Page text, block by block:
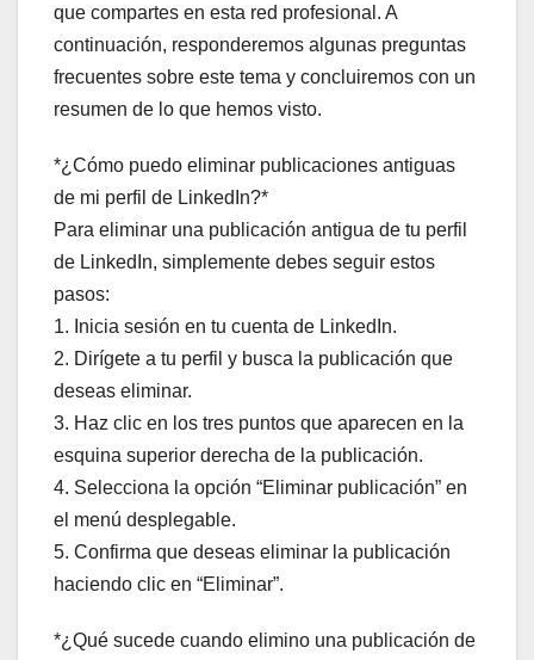
que compartes en esta red profesional. A
continuación, responderemos algunas preguntas
frecuentes sobre este tema y concluiremos con un
resumen de lo que hemos visto.
*¿Cómo puedo eliminar publicaciones antiguas
de mi perfil de LinkedIn?*
Para eliminar una publicación antigua de tu perfil
de LinkedIn, simplemente debes seguir estos
pasos:
1. Inicia sesión en tu cuenta de LinkedIn.
2. Dirígete a tu perfil y busca la publicación que
deseas eliminar.
3. Haz clic en los tres puntos que aparecen en la
esquina superior derecha de la publicación.
4. Selecciona la opción “Eliminar publicación” en
el menú desplegable.
5. Confirma que deseas eliminar la publicación
haciendo clic en “Eliminar”.
*¿Qué sucede cuando elimino una publicación de